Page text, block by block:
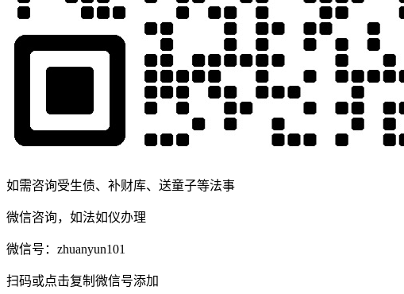
如需咨询受生债、补财库、送童子等法事
微信咨询，如法如仪办理
微信号： zhuanyun101
扫码或点击复制微信号添加